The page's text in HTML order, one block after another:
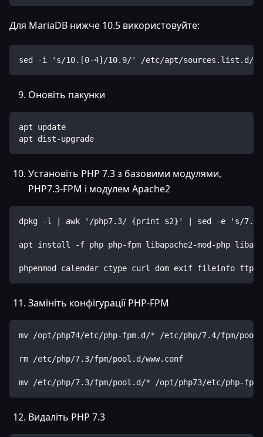
Для MariaDB нижче 10.5 використовуйте:
sed -i 's/10.[0-4]/10.9/' /etc/apt/sources.list.d/
Оновіть пакунки
apt update
apt dist-upgrade
Установіть PHP 7.3 з базовими модулями,
PHP7.3-FPM і модулем Apache2
dpkg -l | awk '/php7.3/ {print $2}' | sed -e 's/
apt install -f php php-fpm libapache2-mod-php
phpenmod calendar ctype curl dom exif fileinfo ftp gd
Замініть конфігурації PHP-FPM
mv /opt/php74/etc/php-fpm.d/* /etc/php/7.4/fpm/
rm /etc/php/7.3/fpm/pool.d/www.conf
mv /etc/php/7.3/fpm/pool.d/* /opt/php73/etc/php-
Видаліть PHP 7.3